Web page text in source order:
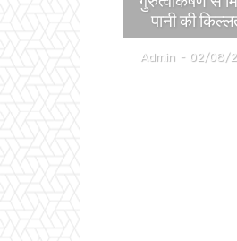
पानी की
Admin - 02/08/